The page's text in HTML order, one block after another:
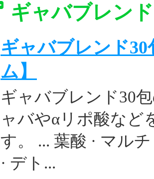
ギャバブレン
ギャバブレンド
ム】
ギャバブレンド30
ャバやαリポ酸など
す。 ... 葉酸 · マル
· デト...